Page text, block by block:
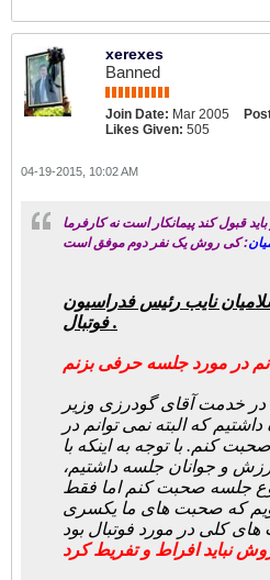
xerexes
Banned
Join Date: Mar 2005
Likes Given: 505
04-19-2015, 10:02 AM
باید قبول کند پیمانکار است نه کارفرما
: کی روش یک نفر دوم موفق است
نایب رئیس فدراسیون
فوتبال .
در مورد جلسه حرفی بزنم
خدمت آقای گودرزی وزیر
که البته نمی توانم در
کنم. با توجه به اینکه با
و جوانان جلسه داشتیم،
جلسه صحبت کنم اما فقط
که صحبت های ما یکسری
نباید افراط و تفریط کرد